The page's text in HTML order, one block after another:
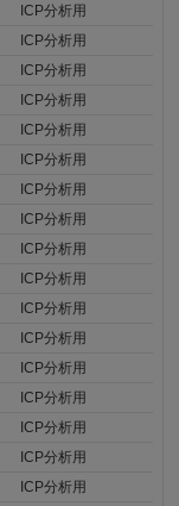
ICP分析用
ICP分析用
ICP分析用
ICP分析用
ICP分析用
ICP分析用
ICP分析用
ICP分析用
ICP分析用
ICP分析用
ICP分析用
ICP分析用
ICP分析用
ICP分析用
ICP分析用
ICP分析用
ICP分析用